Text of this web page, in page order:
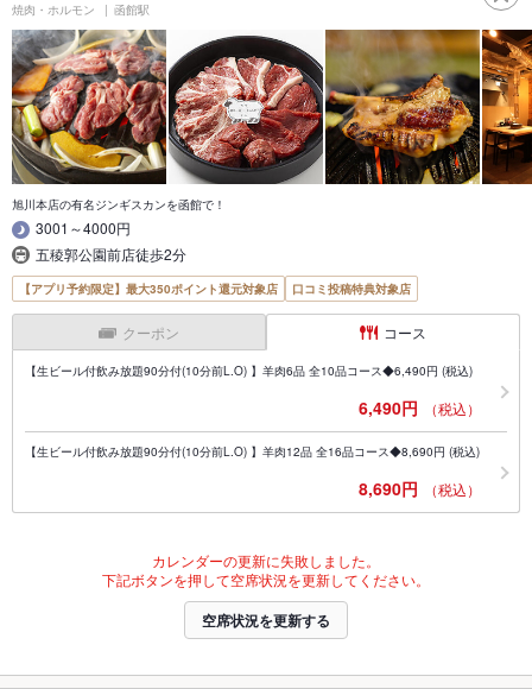
焼肉・ホルモン 函館駅
旭川本店の有名ジンギスカンを函館で！
3001～4000円
五稜郭公園前店徒歩2分
【アプリ予約限定】最大350ポイント還元対象店 口コミ投稿特典対象店
クーポン コース
【生ビール付飲み放題90分付(10分前L.O) 】羊肉6品 全10品コース◆6,490円 (税込)
6,490円 （税込）
【生ビール付飲み放題90分付(10分前L.O) 】羊肉12品 全16品コース◆8,690円 (税込)
8,690円 （税込）
カレンダーの更新に失敗しました。
下記ボタンを押して空席状況を更新してください。
空席状況を更新する